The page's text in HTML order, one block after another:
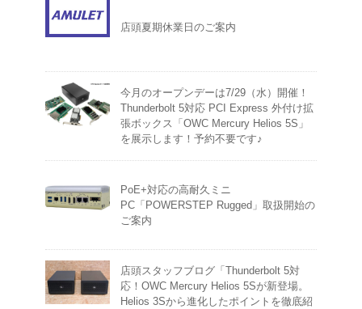
店頭夏期休業日のご案内
今月のオープンデーは7/29（水）開催！
Thunderbolt 5対応 PCI Express 外付け拡
張ボックス「OWC Mercury Helios 5S」
を展示します！予約不要です♪
PoE+対応の高耐久ミニ
PC「POWERSTEP Rugged」取扱開始の
ご案内
店頭スタッフブログ「Thunderbolt 5対
応！OWC Mercury Helios 5Sが新登場。
Helios 3Sから進化したポイントを徹底紹